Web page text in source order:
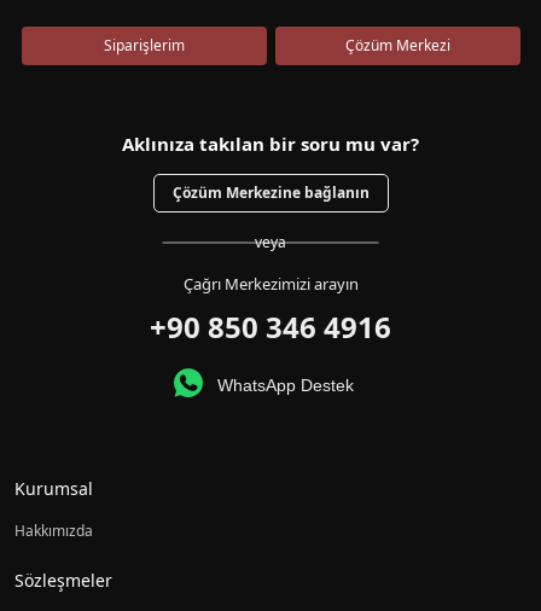
Siparişlerim Çözüm Merkezi
Aklınıza takılan bir soru mu var?
Çözüm Merkezine bağlanın
veya
Çağrı Merkezimizi arayın
+90 850 346 4916
WhatsApp Destek
Kurumsal
Hakkımızda
Sözleşmeler